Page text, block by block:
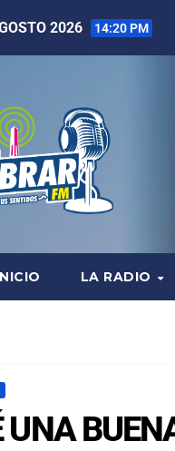
2026 14:20 PM
LA RADIO
UNA